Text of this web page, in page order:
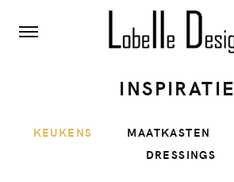
INSPIRATIE
KEUKENS MAATKASTEN
DRESSINGS